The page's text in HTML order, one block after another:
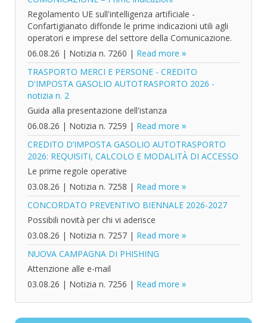
Regolamento UE sull'intelligenza artificiale -
Confartigianato diffonde le prime indicazioni utili agli
operatori e imprese del settore della Comunicazione.
06.08.26 | Notizia n. 7260 | Read more
TRASPORTO MERCI E PERSONE - CREDITO
D'IMPOSTA GASOLIO AUTOTRASPORTO 2026 -
notizia n. 2
Guida alla presentazione dell'istanza
06.08.26 | Notizia n. 7259 | Read more
CREDITO D’IMPOSTA GASOLIO AUTOTRASPORTO
2026: REQUISITI, CALCOLO E MODALITÀ DI ACCESSO
Le prime regole operative
03.08.26 | Notizia n. 7258 | Read more
CONCORDATO PREVENTIVO BIENNALE 2026-2027
Possibili novità per chi vi aderisce
03.08.26 | Notizia n. 7257 | Read more
NUOVA CAMPAGNA DI PHISHING
Attenzione alle e-mail
03.08.26 | Notizia n. 7256 | Read more